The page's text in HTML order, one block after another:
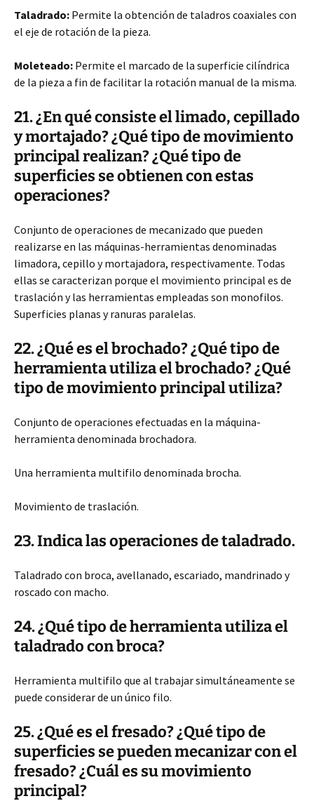
Taladrado: Permite la obtención de taladros coaxiales con
el eje de rotación de la pieza.
Moleteado: Permite el marcado de la superficie cilíndrica
de la pieza a fin de facilitar la rotación manual de la misma.
21. ¿En qué consiste el limado, cepillado
y mortajado? ¿Qué tipo de movimiento
principal realizan? ¿Qué tipo de
superficies se obtienen con estas
operaciones?
Conjunto de operaciones de mecanizado que pueden
realizarse en las máquinas-herramientas denominadas
limadora, cepillo y mortajadora, respectivamente. Todas
ellas se caracterizan porque el movimiento principal es de
traslación y las herramientas empleadas son monofilos.
Superficies planas y ranuras paralelas.
22. ¿Qué es el brochado? ¿Qué tipo de
herramienta utiliza el brochado? ¿Qué
tipo de movimiento principal utiliza?
Conjunto de operaciones efectuadas en la máquina-
herramienta denominada brochadora.
Una herramienta multifilo denominada brocha.
Movimiento de traslación.
23. Indica las operaciones de taladrado.
Taladrado con broca, avellanado, escariado, mandrinado y
roscado con macho.
24. ¿Qué tipo de herramienta utiliza el
taladrado con broca?
Herramienta multifilo que al trabajar simultáneamente se
puede considerar de un único filo.
25. ¿Qué es el fresado? ¿Qué tipo de
superficies se pueden mecanizar con el
fresado? ¿Cuál es su movimiento
principal?